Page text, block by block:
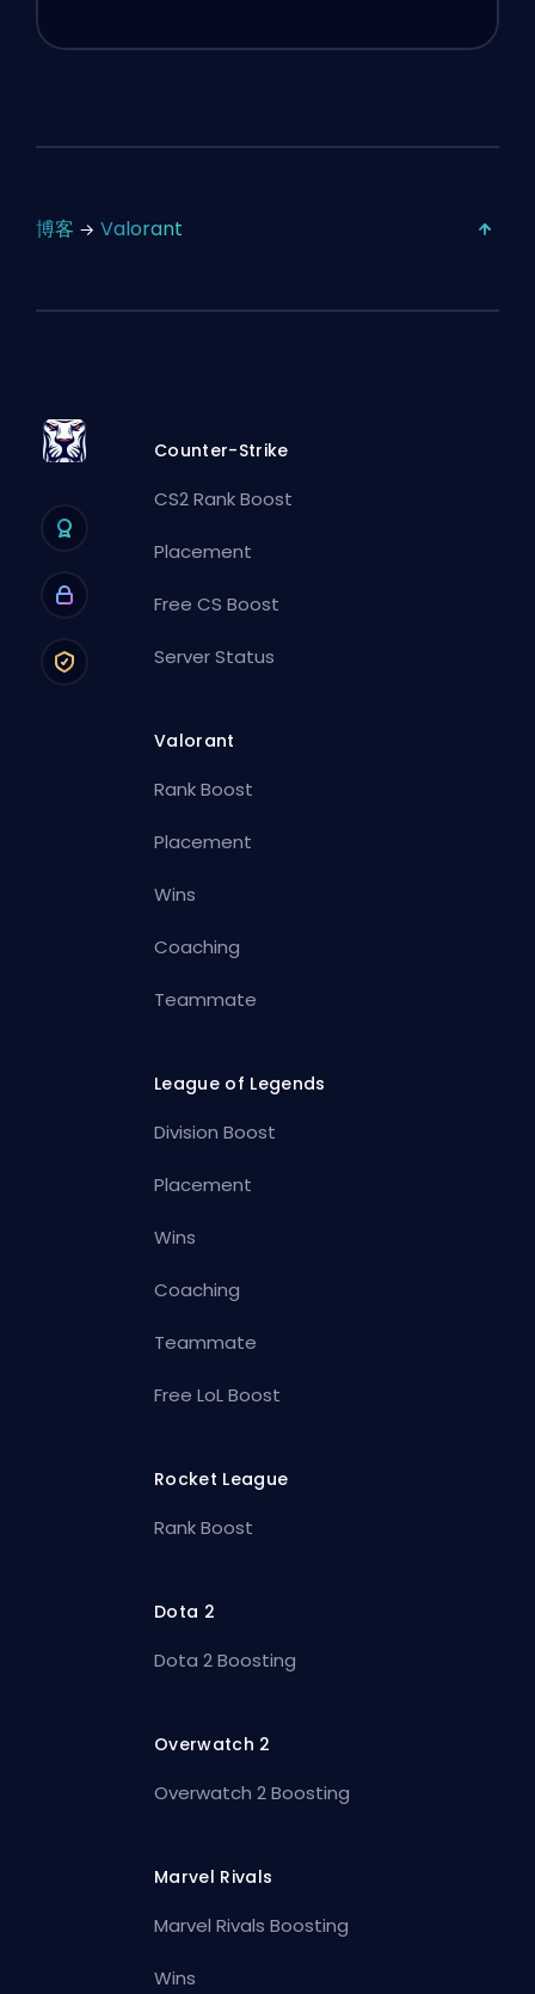
博客 Valorant
Counter-Strike
CS2 Rank Boost
Placement
Free CS Boost
Server Status
Valorant
Rank Boost
Placement
Wins
Coaching
Teammate
League of Legends
Division Boost
Placement
Wins
Coaching
Teammate
Free LoL Boost
Rocket League
Rank Boost
Dota 2
Dota 2 Boosting
Overwatch 2
Overwatch 2 Boosting
Marvel Rivals
Marvel Rivals Boosting
Wins